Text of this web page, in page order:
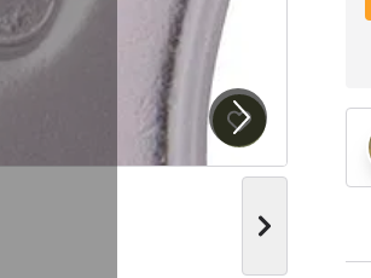
Nächstes
Produkt zur